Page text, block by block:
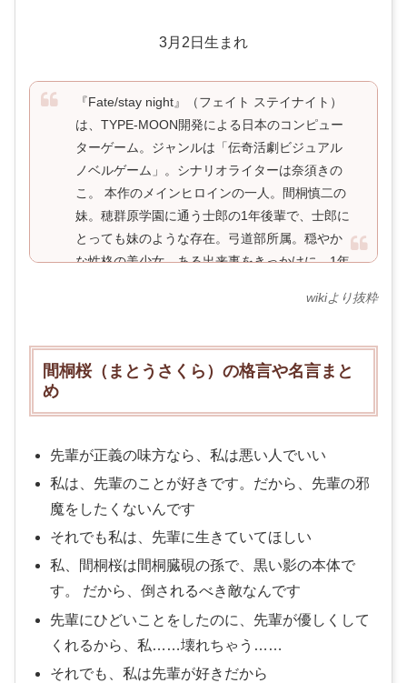
3月2日生まれ
『Fate/stay night』（フェイト ステイナイト）
は、TYPE-MOON開発による日本のコンピュー
ターゲーム。ジャンルは「伝奇活劇ビジュアル
ノベルゲーム」。シナリオライターは奈須きの
こ。 本作のメインヒロインの一人。間桐慎二の
妹。穂群原学園に通う士郎の1年後輩で、士郎に
とっても妹のような存在。弓道部所属。穏やか
な性格の美少女。ある出来事をきっかけに、1年
来ている。実は人間らしい感情を持てるように
随分と明るくなり、笑顔を見せるようになっ
た。今や洋食に関しては料理の師である士郎よ
恋い慕っている。内罰的で自己評価が極度に低
めに彼女なりに懸命に耐え切ろうとする。
wikiより抜粋
間桐桜（まとうさくら）の格言や名言まと
め
先輩が正義の味方なら、私は悪い人でいい
私は、先輩のことが好きです。だから、先輩の邪
魔をしたくないんです
それでも私は、先輩に生きていてほしい
私、間桐桜は間桐臓硯の孫で、黒い影の本体で
す。 だから、倒されるべき敵なんです
先輩にひどいことをしたのに、先輩が優しくして
くれるから、私……壊れちゃう……
それでも、私は先輩が好きだから